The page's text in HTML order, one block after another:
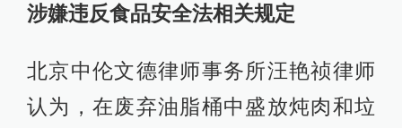
涉嫌违反食品安全法相关规定
北京中伦文德律师事务所汪艳祯律师
认为，在废弃油脂桶中盛放炖肉和垃